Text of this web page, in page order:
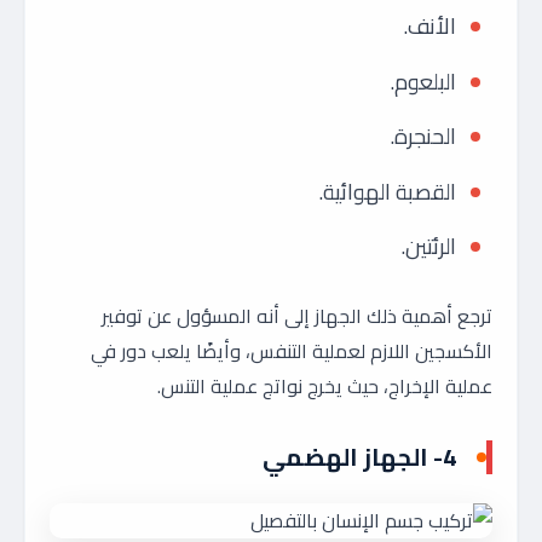
الأنف.
البلعوم.
الحنجرة.
القصبة الهوائية.
الرئتين.
ترجع أهمية ذلك الجهاز إلى أنه المسؤول عن توفير
الأكسجين اللازم لعملية التنفس، وأيضًا يلعب دور في
عملية الإخراج، حيث يخرج نواتج عملية التنس.
4- الجهاز الهضمي